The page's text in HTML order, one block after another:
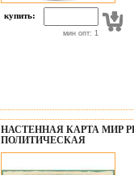
купить:
мин опт: 1
НАСТЕННАЯ КАРТА МИР
ПОЛИТИЧЕСКАЯ